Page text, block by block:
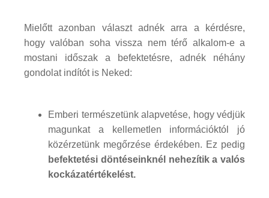
Mielőtt azonban választ adnék arra a kérdésre,
hogy valóban soha vissza nem térő alkalom-e a
mostani időszak a befektetésre, adnék néhány
gondolat indítót is Neked:
Emberi természetünk alapvetése, hogy védjük
magunkat a kellemetlen információktól jó
közérzetünk megőrzése érdekében. Ez pedig
befektetési döntéseinknél nehezítik a valós
kockázatértékelést.